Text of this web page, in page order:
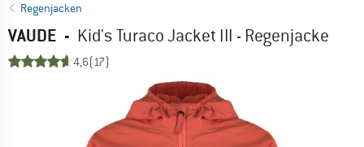
Regenjacken
VAUDE - Kid's Turaco Jacket III - Regenjacke
4,6(17)